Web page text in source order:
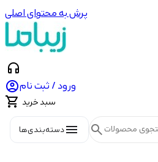
پرش به محتوای اصلی
headphones
ورود / ثبت نام
 سبد خرید
menuدسته‌بندی‌ها search